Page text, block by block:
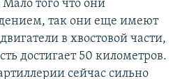
того что они
так они еще имеют
в хвостовой части,
достигает 50 километров.
сейчас сильно